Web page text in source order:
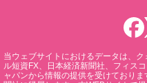
当ウェブサイトにおけるデータは、
ル短資FX、日本経済新聞社、フィス
ャパンから情報の提供を受けており